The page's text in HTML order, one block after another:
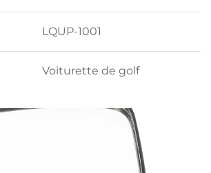
LQUP-1001
Voiturette de golf